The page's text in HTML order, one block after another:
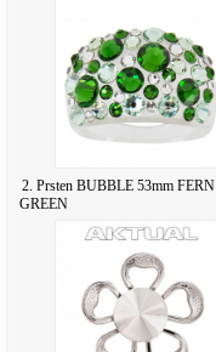
2. Prsten BUBBLE 53mm FERN
GREEN